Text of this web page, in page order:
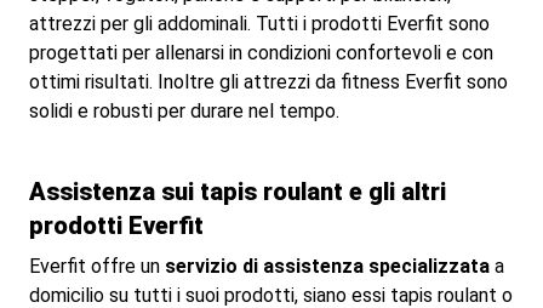
attrezzi per gli addominali. Tutti i prodotti Everfit sono
progettati per allenarsi in condizioni confortevoli e con
ottimi risultati. Inoltre gli attrezzi da fitness Everfit sono
solidi e robusti per durare nel tempo.
Assistenza sui tapis roulant e gli altri
prodotti Everfit
Everfit offre un servizio di assistenza specializzata a
domicilio su tutti i suoi prodotti, siano essi tapis roulant o